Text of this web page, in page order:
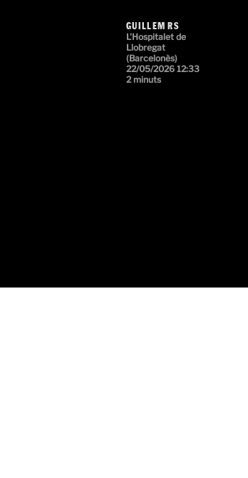
GUILLEM RS
L'Hospitalet de
Llobregat
(Barcelonès)
22/05/2026 12:33
2 minuts